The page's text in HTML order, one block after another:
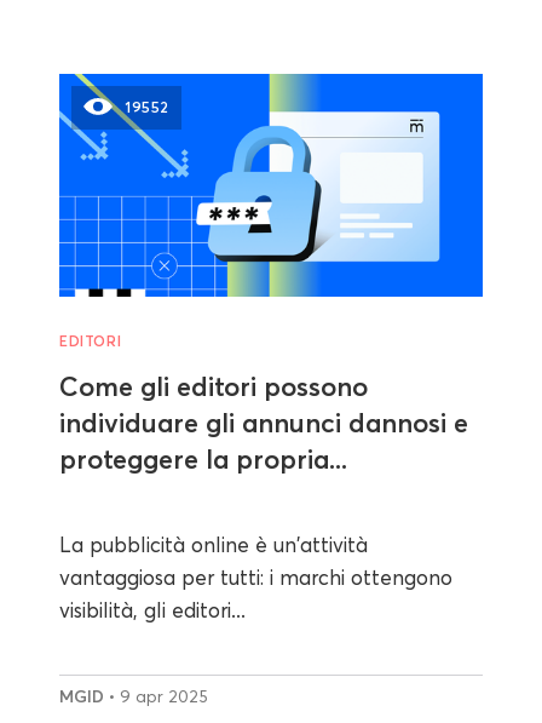
19552
EDITORI
Come gli editori possono
individuare gli annunci dannosi e
proteggere la propria...
La pubblicità online è un'attività
vantaggiosa per tutti: i marchi ottengono
visibilità, gli editori...
MGID • 9 apr 2025